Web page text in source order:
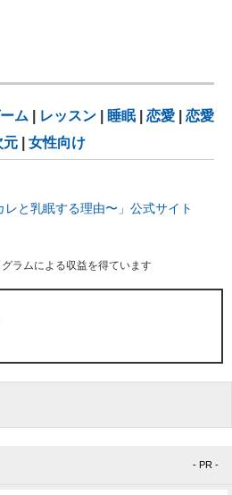
ム レッスン 睡眠| 恋愛
恋愛
元 女性向け
と乳眠する理由〜」公式サイト
ラムによる収益を得ています
- PR -